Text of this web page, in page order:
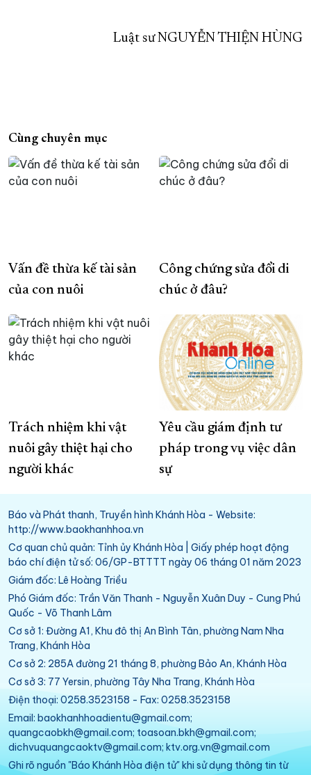
Luật sư NGUYỄN THIỆN HÙNG
Cùng chuyên mục
Vấn đề thừa kế tài sản
của con nuôi
Công chứng sửa đổi di
chúc ở đâu?
Trách nhiệm khi vật
nuôi gây thiệt hại cho
người khác
Yêu cầu giám định tư
pháp trong vụ việc dân
sự
Báo và Phát thanh, Truyền hình Khánh Hòa - Website:
http://www.baokhanhhoa.vn
Cơ quan chủ quản: Tỉnh ủy Khánh Hòa | Giấy phép hoạt động
báo chí điện tử số: 06/GP-BTTTT ngày 06 tháng 01 năm 2023
Giám đốc: Lê Hoàng Triều
Phó Giám đốc: Trần Văn Thanh - Nguyễn Xuân Duy - Cung Phú
Quốc - Võ Thanh Lâm
Cơ sở 1: Đường A1, Khu đô thị An Bình Tân, phường Nam Nha
Trang, Khánh Hòa
Cơ sở 2: 285A đường 21 tháng 8, phường Bảo An, Khánh Hòa
Cơ sở 3: 77 Yersin, phường Tây Nha Trang, Khánh Hòa
Điện thoại: 0258.3523158 - Fax: 0258.3523158
Email: baokhanhhoadientu@gmail.com;
quangcaobkh@gmail.com; toasoan.bkh@gmail.com;
dichvuquangcaoktv@gmail.com; ktv.org.vn@gmail.com
Ghi rõ nguồn "Báo Khánh Hòa điện tử" khi sử dụng thông tin từ